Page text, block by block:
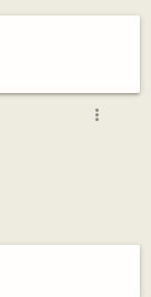
more_vert